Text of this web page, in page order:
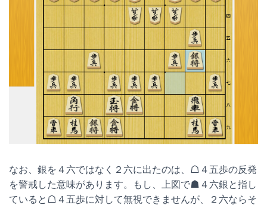
なお、銀を４六ではなく２六に出たのは、☖４五歩の反発
を警戒した意味があります。もし、上図で☗４六銀と指し
ていると☖４五歩に対して無視できませんが、２六ならそ